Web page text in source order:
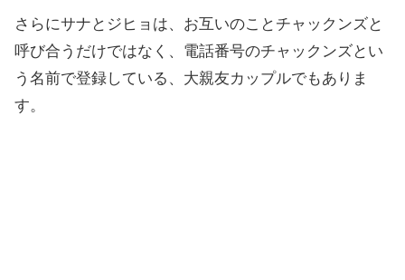
さらにサナとジヒョは、お互いのことチャックンズと
呼び合うだけではなく、電話番号のチャックンズとい
う名前で登録している、大親友カップルでもありま
す。